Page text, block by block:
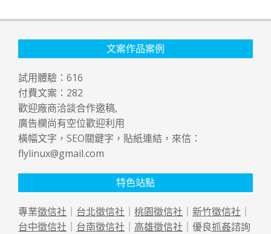
文案作品案例
試用體驗： 616
付費文案： 282
歡迎廠商洽談合作邀稿,
廣告欄尚有空位歡迎利用
橫幅文字，SEO關鍵字，貼紙連結，來信：
flylinux@gmail.com
特色站點
專業徵信社 ｜ 台北徵信社 ｜ 桃園徵信社 ｜ 新竹徵信社 ｜
台中徵信社 ｜ 台南徵信社 ｜ 高雄徵信社 ｜優良抓姦諮詢